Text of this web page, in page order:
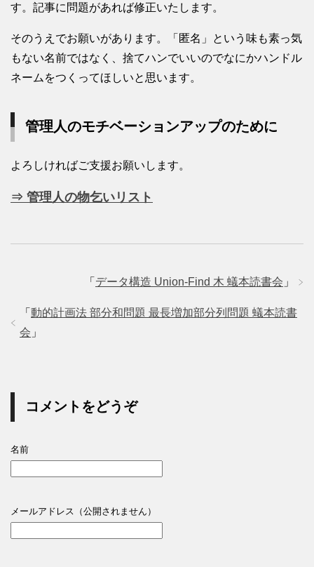
す。記事に問題があれば修正いたします。
そのうえでお願いがあります。「匿名」という味も素っ気
もない名前ではなく、捨てハンでいいのでなにかハンドル
ネームをつくってほしいと思います。
管理人のモチベーションアップのために
よろしければご支援お願いします。
⇒ 管理人の物乞いリスト
「 データ構造 Union-Find 木 蟻本読書会 」
「 動的計画法 部分和問題 最長増加部分列問題 蟻本読書
会 」
コメントをどうぞ
名前
メールアドレス（公開されません）